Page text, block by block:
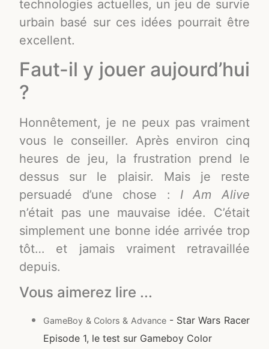
technologies actuelles, un jeu de survie
urbain basé sur ces idées pourrait être
excellent.
Faut-il y jouer aujourd’hui
?
Honnêtement, je ne peux pas vraiment
vous le conseiller. Après environ cinq
heures de jeu, la frustration prend le
dessus sur le plaisir. Mais je reste
persuadé d’une chose : I Am Alive
n’était pas une mauvaise idée. C’était
simplement une bonne idée arrivée trop
tôt… et jamais vraiment retravaillée
depuis.
Vous aimerez lire ...
GameBoy & Colors & Advance- Star Wars Racer
Episode 1, le test sur Gameboy Color